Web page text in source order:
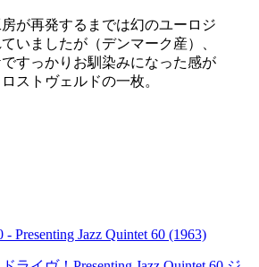
が再発するまでは幻のユーロジ
いましたが（デンマーク産）、
すっかりお馴染みになった感が
ストヴェルドの一枚。